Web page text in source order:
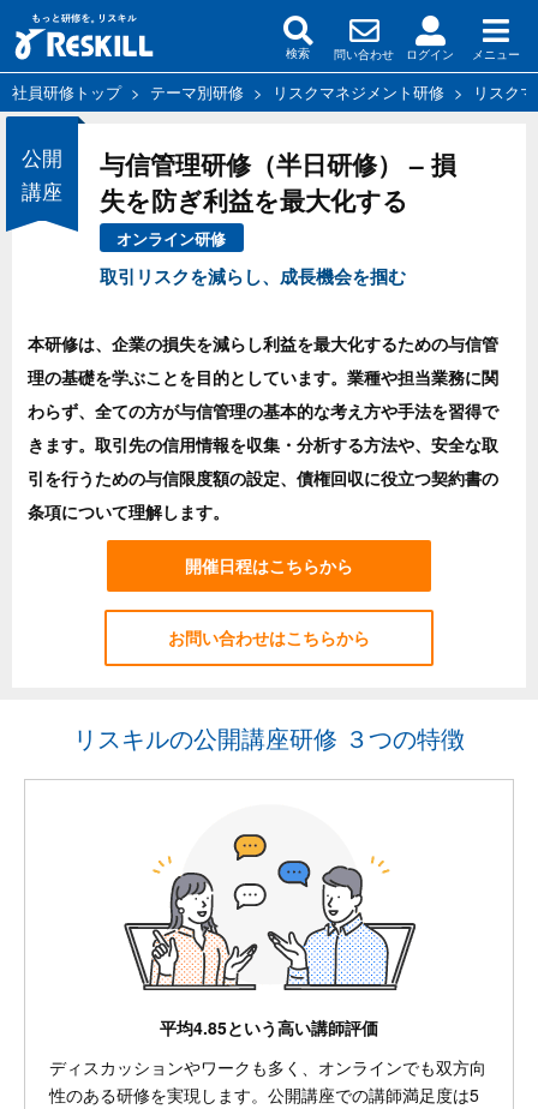
検索 問い合わせ ログイン メニュー
社員研修トップ> テーマ別研修 > リスクマネジメント研修 > リスク
与信管理研修（半日研修） – 損
失を防ぎ利益を最大化する
オンライン研修
取引リスクを減らし、成長機会を掴む
公開
講座
本研修は、企業の損失を減らし利益を最大化するための与信管
理の基礎を学ぶことを目的としています。業種や担当業務に関
わらず、全ての方が与信管理の基本的な考え方や手法を習得で
きます。取引先の信用情報を収集・分析する方法や、安全な取
引を行うための与信限度額の設定、債権回収に役立つ契約書の
条項について理解します。
開催日程はこちらから
お問い合わせはこちらから
リスキルの公開講座研修 ３つの特徴
平均4.85という高い講師評価
ディスカッションやワークも多く、オンラインでも双方向
性のある研修を実現します。公開講座での講師満足度は5